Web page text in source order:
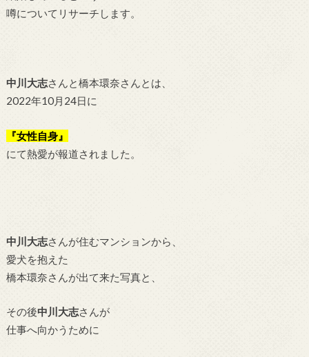
噂についてリサーチします。
中川大志さんと橋本環奈さんとは、
2022年10月24日に
『女性自身』
にて熱愛が報道されました。
中川大志さんが住むマンションから、
愛犬を抱えた
橋本環奈さんが出て来た写真と、
その後中川大志さんが
仕事へ向かうために